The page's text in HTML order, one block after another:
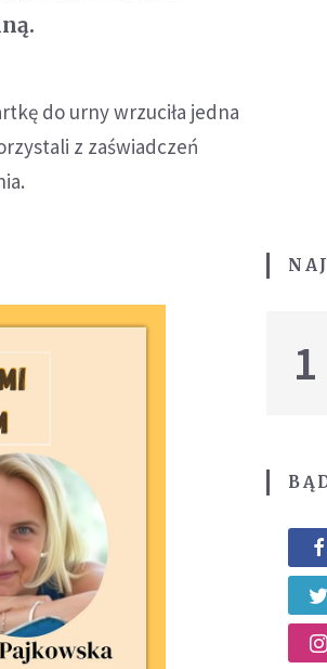
do urny wrzuciła jedna
z zaświadczeń
1